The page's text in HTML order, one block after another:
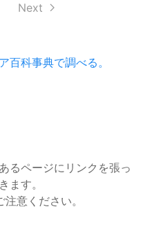
Next
百科事典で調べる。
るページにリンクを張っ
ます。
意ください。